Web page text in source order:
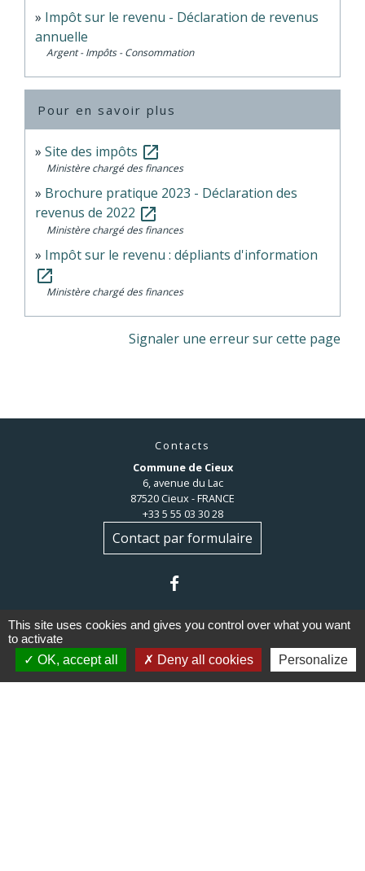
Impôt sur le revenu - Déclaration de revenus
annuelle
Argent - Impôts - Consommation
Pour en savoir plus
Site des impôts open_in_new
Ministère chargé des finances
Brochure pratique 2023 - Déclaration des
revenus de 2022 open_in_new
Ministère chargé des finances
Impôt sur le revenu : dépliants d'information
open_in_new
Ministère chargé des finances
Signaler une erreur sur cette page
Contacts
Commune de Cieux
6, avenue du Lac
87520 Cieux - FRANCE
+33 5 55 03 30 28
Contact par formulaire
Liens
This site uses cookies and gives you control over what you want
to activate
OK, accept all
Deny all cookies Personalize